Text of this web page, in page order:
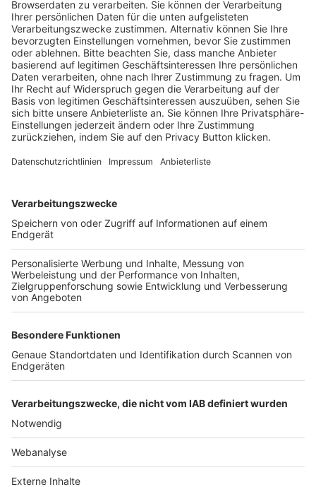
Trainerausbildung
Schulungsangebot Vereinsmitarbeiter
BFV-Geschäftsstellen
Trainerbörse
Login SpielPlus
FOLGE DEM BFV
TOP-VEREINE
TOP-PARTNER
Nutzungsbedingungen Datenschutz Impressum